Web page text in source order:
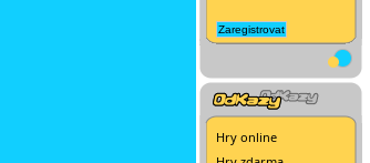
Hry online